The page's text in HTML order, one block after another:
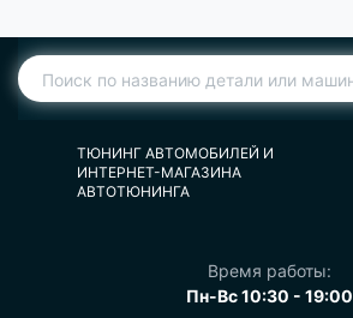
ТЮНИНГ АВТОМОБИЛЕЙ И
ИНТЕРНЕТ-МАГАЗИНА
АВТОТЮНИНГА
Время работы:
Пн-Вс 10:30 - 19:00